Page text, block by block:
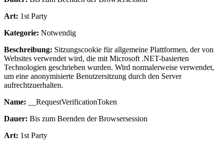
Art: 1st Party
Kategorie: Notwendig
Beschreibung: Sitzungscookie für allgemeine Plattformen, der von
Websites verwendet wird, die mit Microsoft .NET-basierten
Technologien geschrieben wurden. Wird normalerweise verwendet,
um eine anonymisierte Benutzersitzung durch den Server
aufrechtzuerhalten.
Name: __RequestVerificationToken
Dauer: Bis zum Beenden der Browsersession
Art: 1st Party